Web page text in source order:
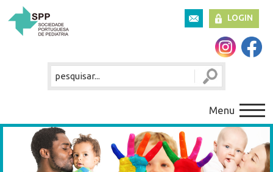
LOGIN
Menu